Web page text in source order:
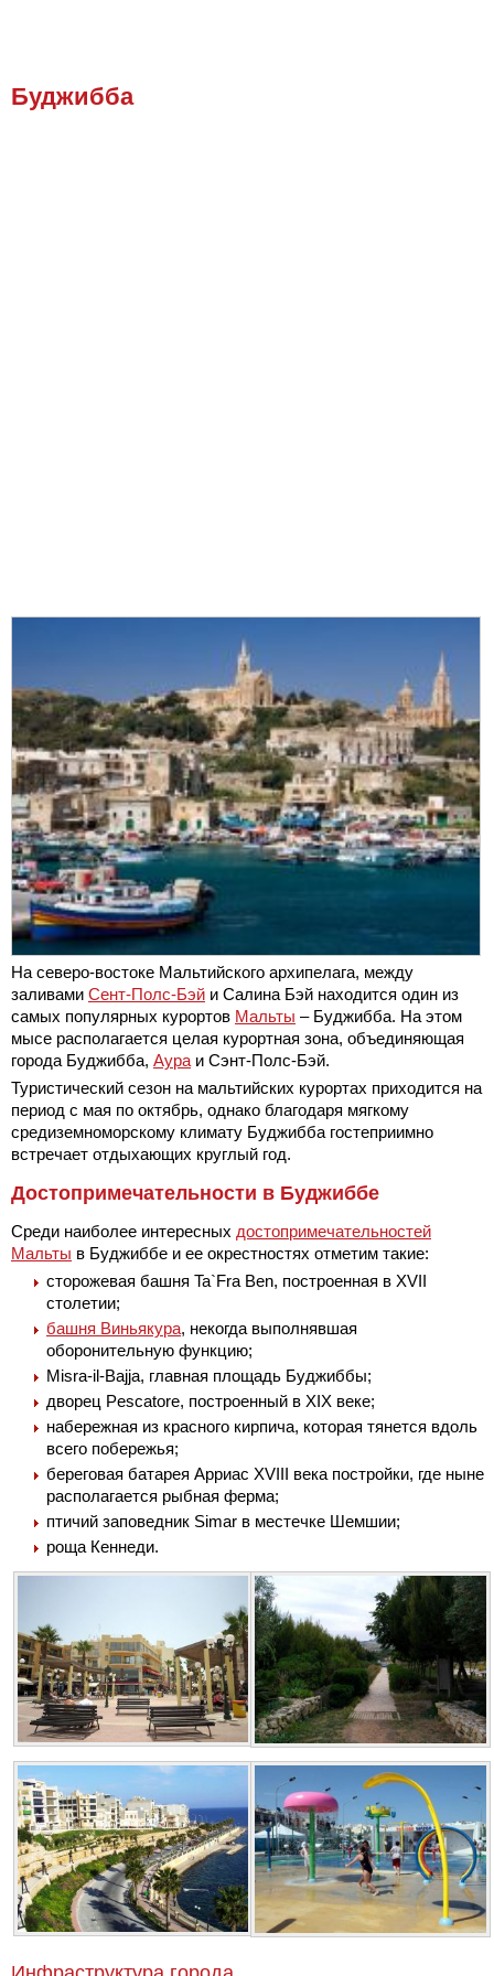
Буджибба
На северо-востоке Мальтийского архипелага, между
заливами Сент-Полс-Бэй и Салина Бэй находится один из
самых популярных курортов Мальты – Буджибба. На этом
мысе располагается целая курортная зона, объединяющая
города Буджибба, Аура и Сэнт-Полс-Бэй.
Туристический сезон на мальтийских курортах приходится на
период с мая по октябрь, однако благодаря мягкому
средиземноморскому климату Буджибба гостеприимно
встречает отдыхающих круглый год.
Достопримечательности в Буджиббе
Среди наиболее интересных достопримечательностей
Мальты в Буджиббе и ее окрестностях отметим такие:
сторожевая башня Ta`Fra Ben, построенная в XVII
столетии;
башня Виньякура, некогда выполнявшая
оборонительную функцию;
Misra-il-Bajja, главная площадь Буджиббы;
дворец Pescatore, построенный в XIX веке;
набережная из красного кирпича, которая тянется вдоль
всего побережья;
береговая батарея Арриас XVIII века постройки, где ныне
располагается рыбная ферма;
птичий заповедник Simar в местечке Шемшии;
роща Кеннеди.